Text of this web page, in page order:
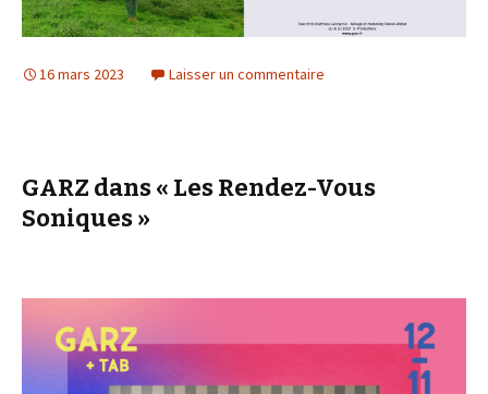
16 mars 2023 Laisser un commentaire
GARZ dans « Les Rendez-Vous
Soniques »